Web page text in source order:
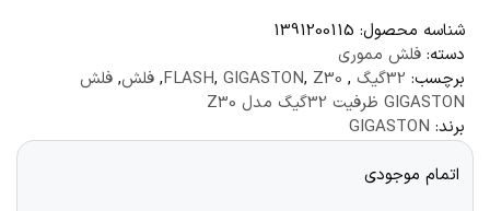
شناسه محصول: 1391200115
دسته: فلش مموری
برچسب: 32گیگ ,
FLASH, GIGASTON, Z30
, فلش, فلش
GIGASTON ظرفیت 32گیگ مدل Z30
برند: GIGASTON
اتمام موجودی